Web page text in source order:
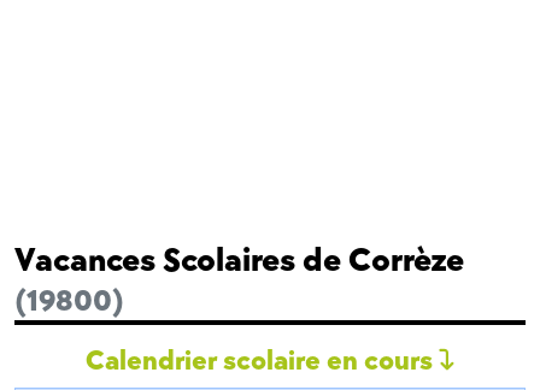
Vacances Scolaires de Corrèze
(19800)
Calendrier scolaire en cours